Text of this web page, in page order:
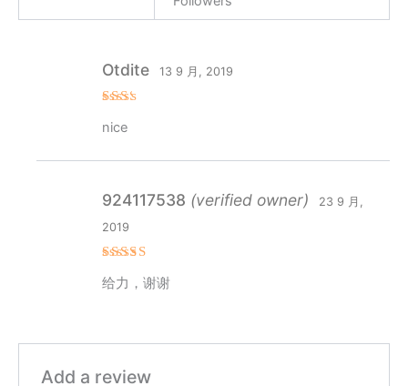
ed
Otdite 13 9 月, 2019
nice
out of 5
924117538 (verified owner)
23 9 月,
2019
给力，谢谢
Add a review